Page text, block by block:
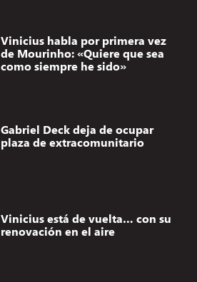
Vinicius habla por primera vez
de Mourinho: «Quiere que sea
como siempre he sido»
Gabriel Deck deja de ocupar
plaza de extracomunitario
Vinicius está de vuelta… con su
renovación en el aire